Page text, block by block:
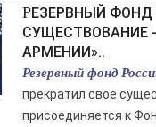
РЕЗЕРВНЫЙ ФОНД РОССИИ ПРЕКРАТИЛ
СУЩЕСТВОВАНИЕ
АРМЕНИИ»..
Резервный фонд
прекратил свое
присоединяется к